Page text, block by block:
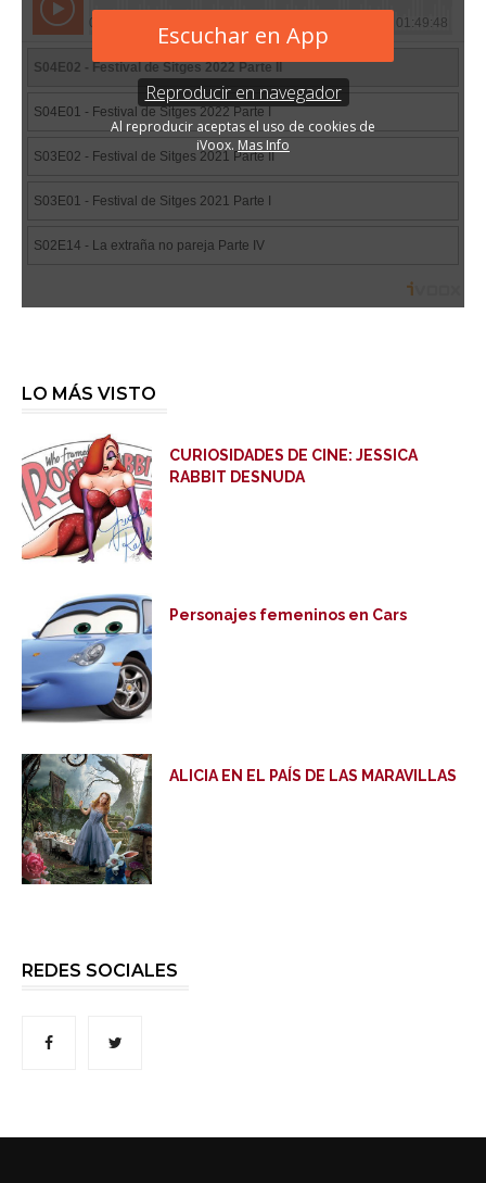
LO MÁS VISTO
CURIOSIDADES DE CINE: JESSICA
RABBIT DESNUDA
Personajes femeninos en Cars
ALICIA EN EL PAÍS DE LAS MARAVILLAS
REDES SOCIALES